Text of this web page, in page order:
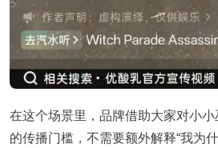
在这个场景里，品牌借助大家对小
的传播门槛，不需要额外解释“我为